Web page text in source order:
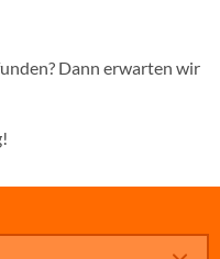
Dann erwarten wir